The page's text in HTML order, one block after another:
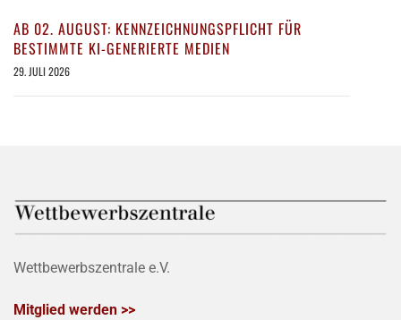
AB 02. AUGUST: KENNZEICHNUNGSPFLICHT FÜR
BESTIMMTE KI-GENERIERTE MEDIEN
29. JULI 2026
Wettbewerbszentrale e.V.
Mitglied werden >>